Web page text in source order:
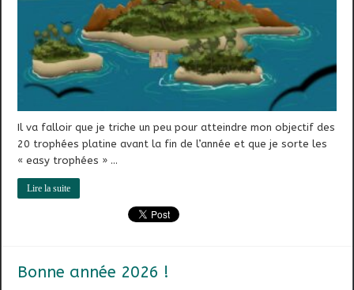
Il va falloir que je triche un peu pour atteindre mon objectif des
20 trophées platine avant la fin de l’année et que je sorte les
« easy trophées » …
Lire la suite
Bonne année 2026 !